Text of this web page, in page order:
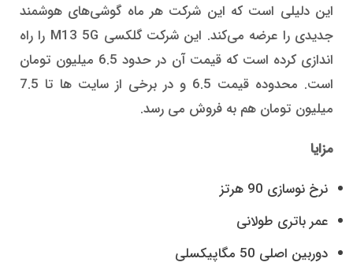
این دلیلی است که این شرکت هر ماه گوشی‌های هوشمند
جدیدی را عرضه می‌کند. این شرکت گلکسی M13 5G را راه
اندازی کرده است که قیمت آن در حدود 6.5 میلیون تومان
است. محدوده قیمت 6.5 و در برخی از سایت ها تا 7.5
میلیون تومان هم به فروش می رسد.
مزایا
نرخ نوسازی 90 هرتز
عمر باتری طولانی
دوربین اصلی 50 مگاپیکسلی